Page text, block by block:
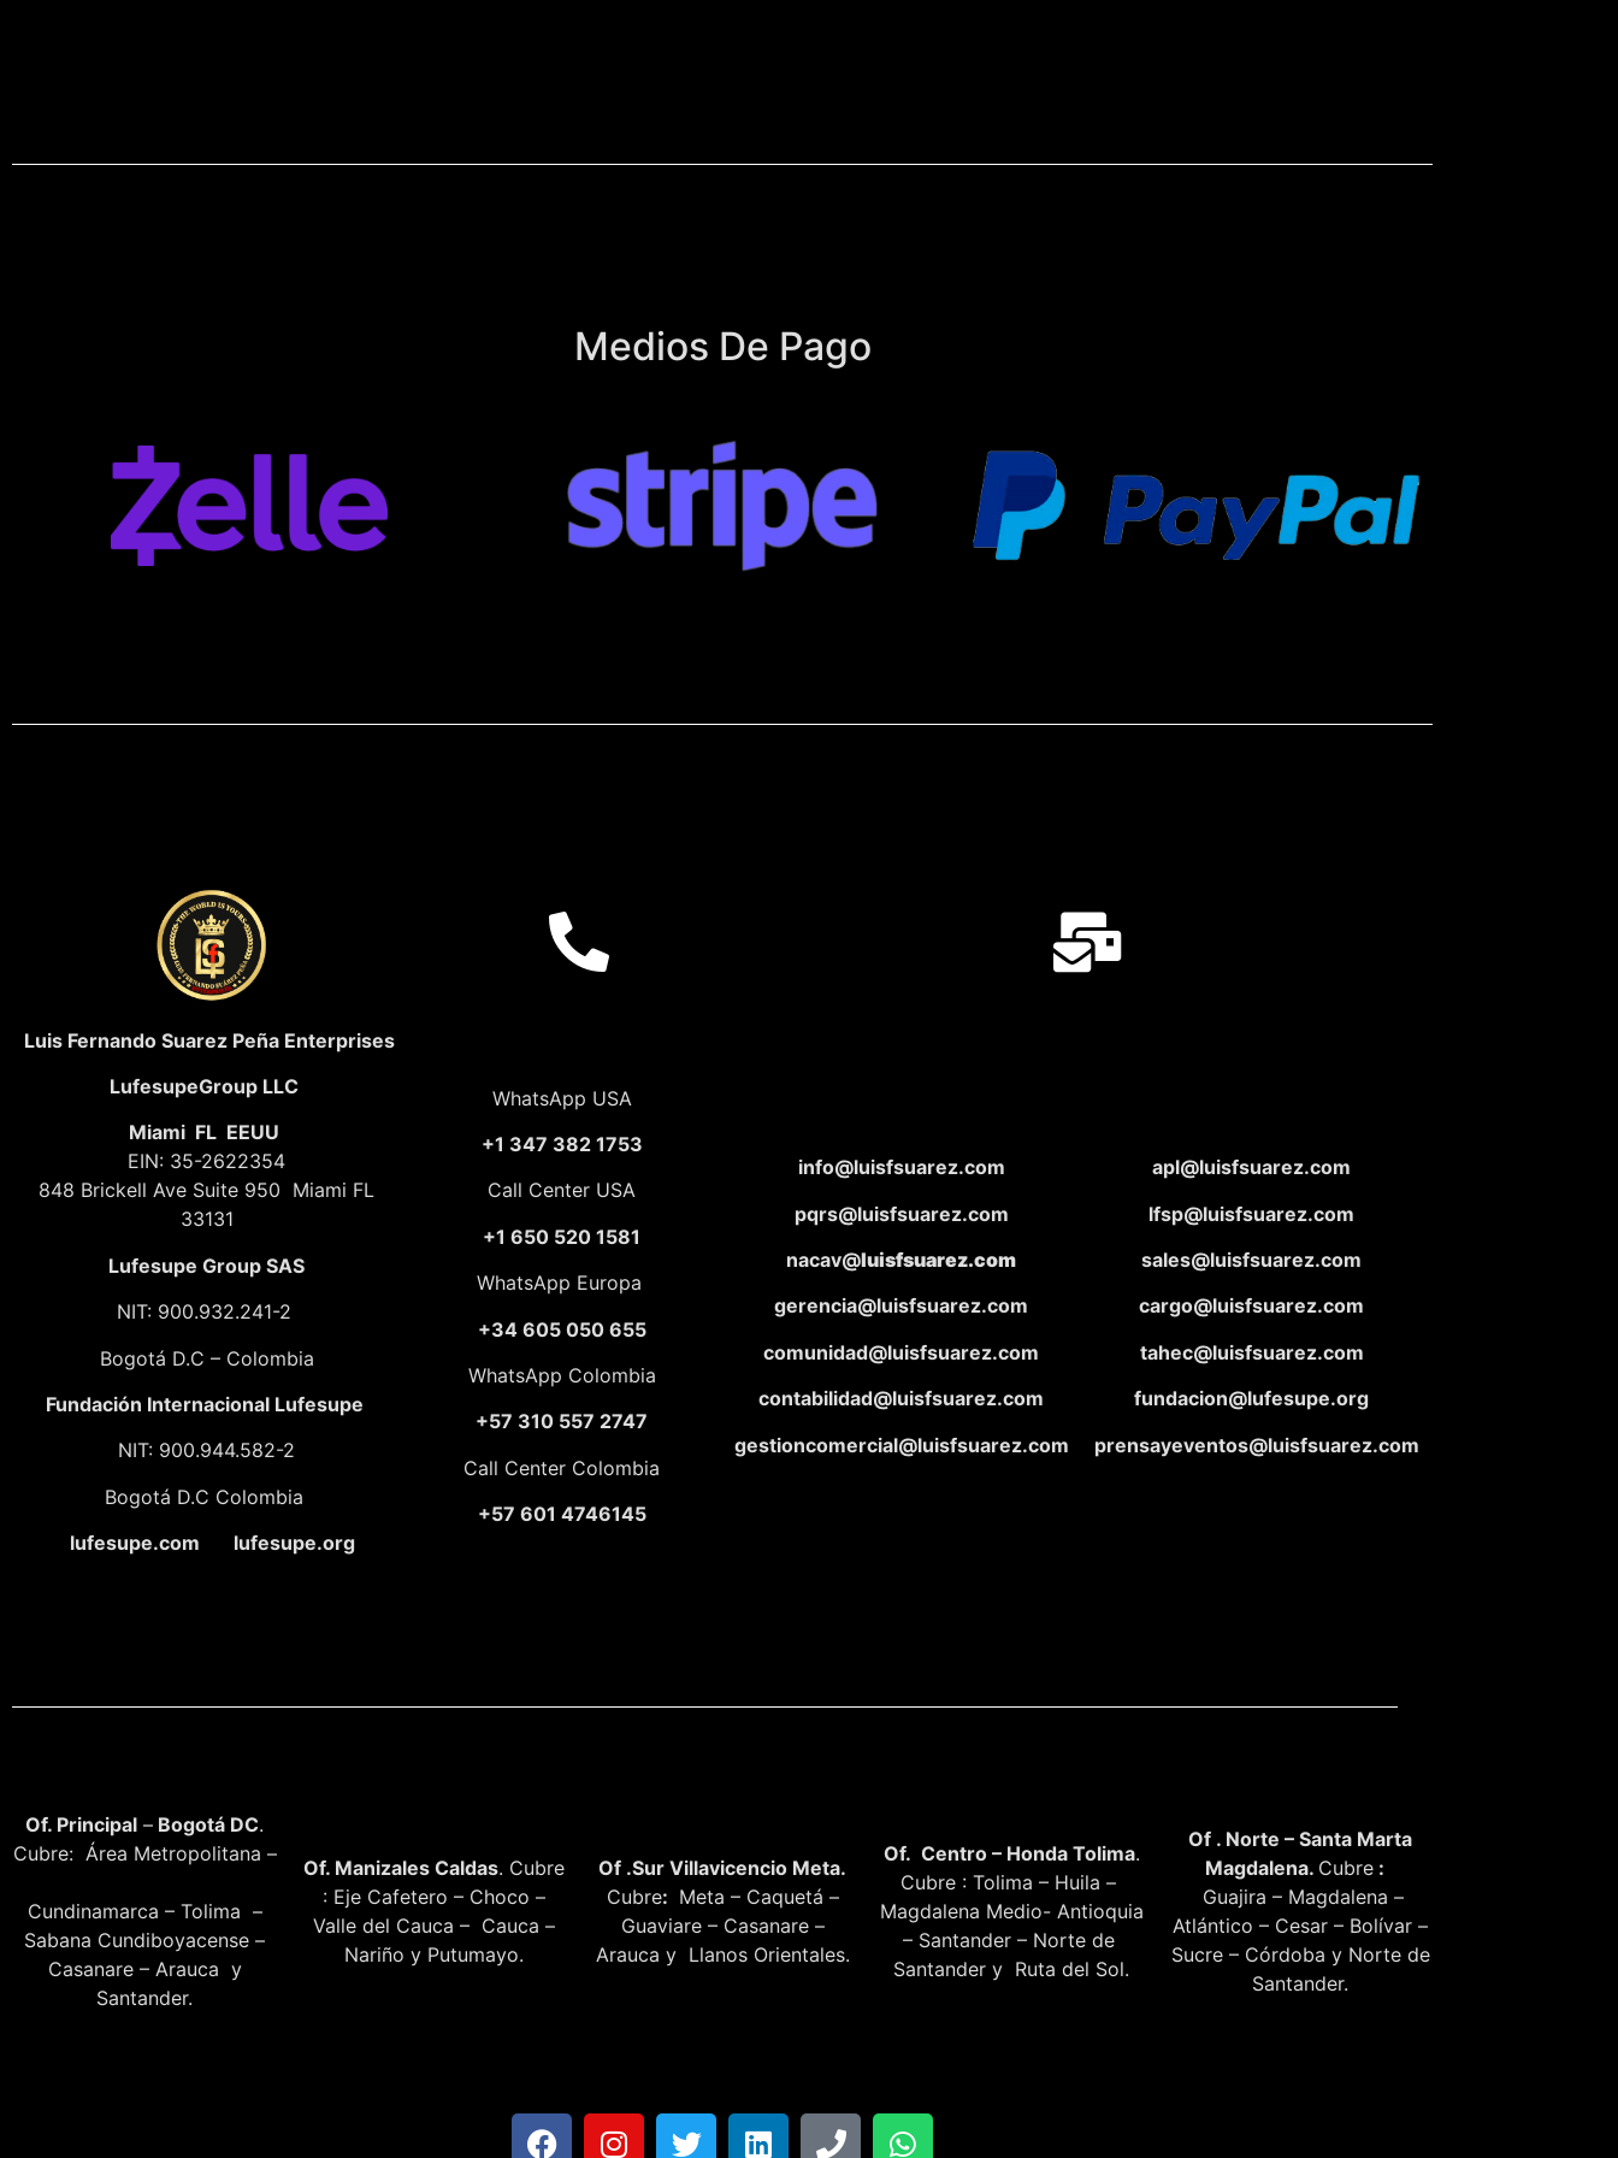
Medios De Pago
Luis Fernando Suarez Peña Enterprises
LufesupeGroup LLC
Miami FL EEUU
EIN: 35-2622354
848 Brickell Ave Suite 950 Miami FL
33131
Lufesupe Group SAS
NIT: 900.932.241-2
Bogotá D.C – Colombia
Fundación Internacional Lufesupe
NIT: 900.944.582-2
Bogotá D.C Colombia
lufesupe.com lufesupe.org
WhatsApp USA
+1 347 382 1753
Call Center USA
+1 650 520 1581
WhatsApp Europa
+34 605 050 655
WhatsApp Colombia
+57 310 557 2747
Call Center Colombia
+57 601 4746145
info@luisfsuarez.com
pqrs@luisfsuarez.com
nacav@luisfsuarez.com
gerencia@luisfsuarez.com
comunidad@luisfsuarez.com
contabilidad@luisfsuarez.com
gestioncomercial@luisfsuarez.com
apl@luisfsuarez.com
lfsp@luisfsuarez.com
sales@luisfsuarez.com
cargo@luisfsuarez.com
tahec@luisfsuarez.com
fundacion@lufesupe.org
prensayeventos@luisfsuarez.com
Of. Principal – Bogotá DC.
Cubre: Área Metropolitana –
Cundinamarca – Tolima –
Sabana Cundiboyacense –
Casanare – Arauca y
Santander.
Of. Manizales Caldas. Cubre
: Eje Cafetero – Choco –
Valle del Cauca – Cauca –
Nariño y Putumayo.
Of .Sur Villavicencio Meta.
Cubre: Meta – Caquetá –
Guaviare – Casanare –
Arauca y Llanos Orientales.
Of. Centro – Honda Tolima.
Cubre : Tolima – Huila –
Magdalena Medio- Antioquia
– Santander – Norte de
Santander y Ruta del Sol.
Of . Norte – Santa Marta
Magdalena. Cubre :
Guajira – Magdalena –
Atlántico – Cesar – Bolívar –
Sucre – Córdoba y Norte de
Santander.